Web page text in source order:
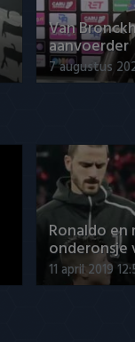
Van
aanvoerder
7 augustus
Ronaldo
onderonsje
11 april 2019